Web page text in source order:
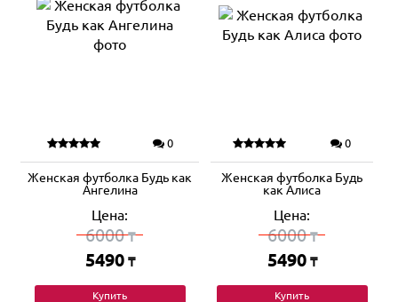
0
Женская футболка Будь как
Ангелина
Цена:
6000₸
5490 ₸
Купить
0
Женская футболка Будь
как Алиса
Цена:
6000₸
5490 ₸
Купить